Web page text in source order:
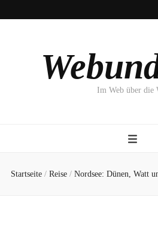
Im Web über die
Startseite / Reise / Nordsee: Dünen, Watt